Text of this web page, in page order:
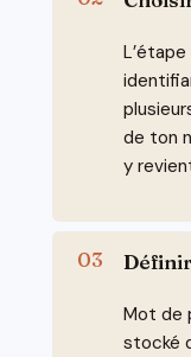
de ton
y
Mot de
stocké